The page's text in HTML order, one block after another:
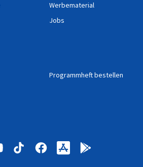
Werbematerial
Jobs
Programmheft bestellen